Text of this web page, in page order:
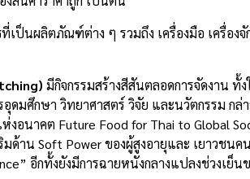
ที่เป็นผลิตภัณฑ์ต่าง ๆ รวมถึง เครื่องมือ เครื่อง
มีกิจกรรมสร้างสีสันตลอดการจัดงาน ทั้
ดมศึกษา วิทยาศาสตร์ วิจัย และนวัตกรรม ก
อนาคต Future Food for Thai to Global
ด้าน Soft Power ของผู้สูงอายุและ เยาวชน
อีกทั้งยังมีการฉายหนังกลางแปลงช่วงเ